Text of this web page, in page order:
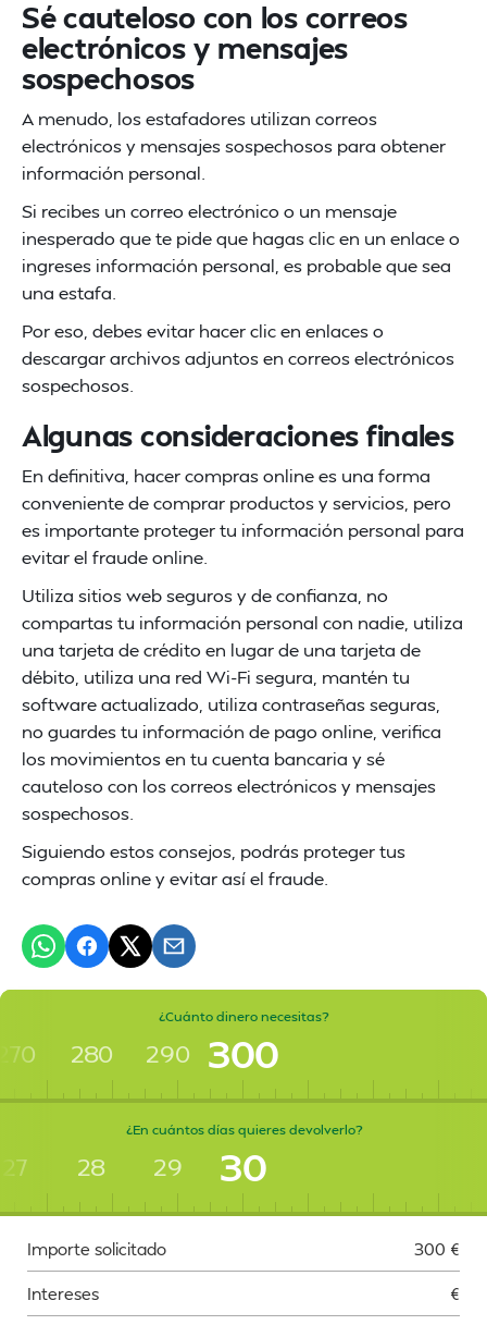
Sé cauteloso con los correos
electrónicos y mensajes
sospechosos
A menudo, los estafadores utilizan correos
electrónicos y mensajes sospechosos para obtener
información personal.
Si recibes un correo electrónico o un mensaje
inesperado que te pide que hagas clic en un enlace o
ingreses información personal, es probable que sea
una estafa.
Por eso, debes evitar hacer clic en enlaces o
descargar archivos adjuntos en correos electrónicos
sospechosos.
Algunas consideraciones finales
En definitiva, hacer compras online es una forma
conveniente de comprar productos y servicios, pero
es importante proteger tu información personal para
evitar el fraude online.
Utiliza sitios web seguros y de confianza, no
compartas tu información personal con nadie, utiliza
una tarjeta de crédito en lugar de una tarjeta de
débito, utiliza una red Wi-Fi segura, mantén tu
software actualizado, utiliza contraseñas seguras,
no guardes tu información de pago online, verifica
los movimientos en tu cuenta bancaria y sé
cauteloso con los correos electrónicos y mensajes
sospechosos.
Siguiendo estos consejos, podrás proteger tus
compras online y evitar así el fraude.
¿Cuánto dinero necesitas?
280 290 300
¿En cuántos días quieres devolverlo?
27 28 29 30
Importe solicitado 300 €
Intereses €